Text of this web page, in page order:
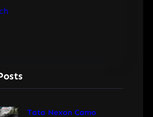
Tata Nexon Camo